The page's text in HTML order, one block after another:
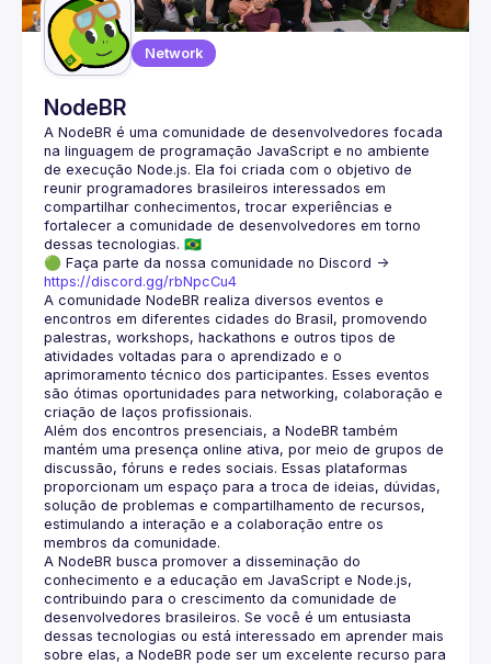
Network
NodeBR
A NodeBR é uma comunidade de desenvolvedores focada
na linguagem de programação JavaScript e no ambiente
de execução Node.js. Ela foi criada com o objetivo de
reunir programadores brasileiros interessados em
compartilhar conhecimentos, trocar experiências e
fortalecer a comunidade de desenvolvedores em torno
🟢 Faça parte da nossa comunidade no Discord ->
https://discord.gg/rbNpcCu4
A comunidade NodeBR realiza diversos eventos e
encontros em diferentes cidades do Brasil, promovendo
palestras, workshops, hackathons e outros tipos de
atividades voltadas para o aprendizado e o
aprimoramento técnico dos participantes. Esses eventos
são ótimas oportunidades para networking, colaboração e
Além dos encontros presenciais, a NodeBR também
mantém uma presença online ativa, por meio de grupos de
discussão, fóruns e redes sociais. Essas plataformas
proporcionam um espaço para a troca de ideias, dúvidas,
solução de problemas e compartilhamento de recursos,
estimulando a interação e a colaboração entre os
A NodeBR busca promover a disseminação do
conhecimento e a educação em JavaScript e Node.js,
contribuindo para o crescimento da comunidade de
desenvolvedores brasileiros. Se você é um entusiasta
dessas tecnologias ou está interessado em aprender mais
sobre elas, a NodeBR pode ser um excelente recurso para